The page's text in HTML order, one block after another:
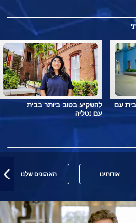
עם
להשקיע בטוב ביותר בבית
עם נטליה
אודותינו הארגונים שלנו